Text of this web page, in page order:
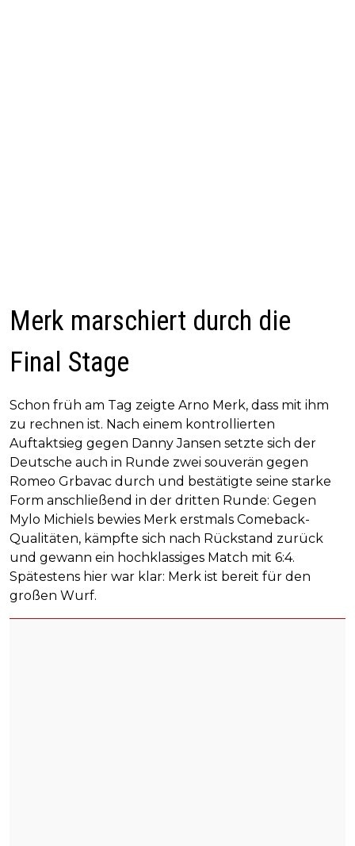
Merk marschiert durch die
Final Stage
Schon früh am Tag zeigte Arno Merk, dass mit ihm
zu rechnen ist. Nach einem kontrollierten
Auftaktsieg gegen Danny Jansen setzte sich der
Deutsche auch in Runde zwei souverän gegen
Romeo Grbavac durch und bestätigte seine starke
Form anschließend in der dritten Runde: Gegen
Mylo Michiels bewies Merk erstmals Comeback-
Qualitäten, kämpfte sich nach Rückstand zurück
und gewann ein hochklassiges Match mit 6:4.
Spätestens hier war klar: Merk ist bereit für den
großen Wurf.